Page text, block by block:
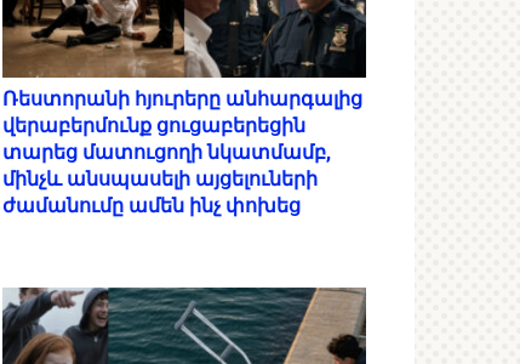
Ռեստորանի հյուրերը անհարգալից
վերաբերմունք ցուցաբերեցին
տարեց մատուցողի նկատմամբ,
մինչև անսպասելի այցելուների
ժամանումը ամեն ինչ փոխեց